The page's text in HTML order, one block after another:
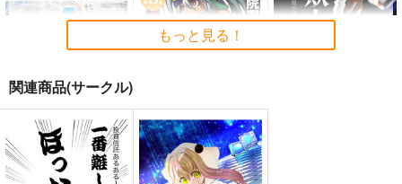
わくわく餃子本っ！３
２
きまぐれな鮪亭
AFEEマガジン第25号
AFEE エンターテイメ
ント表現の自由の会
もっと見る！
関連商品(サークル)